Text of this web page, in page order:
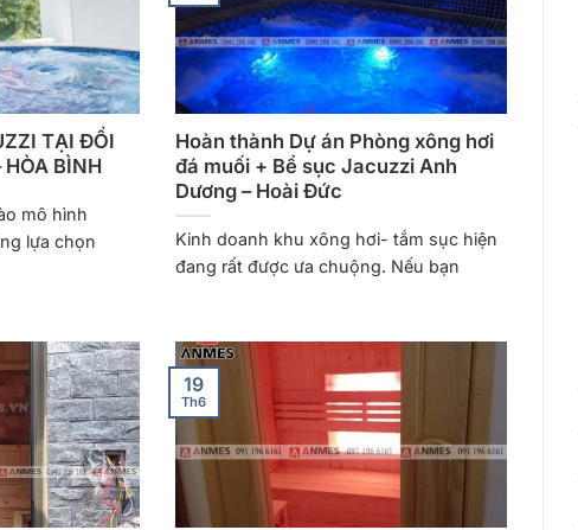
TẠI ĐỒI
HÒA BÌNH
mô hình
lựa chọn
Hoàn thành Dự án Phòng xông hơi
đá muối + Bể sục Jacuzzi Anh
Dương – Hoài Đức
Kinh doanh khu xông hơi- tắm sục hiện
đang rất được ưa chuộng. Nếu bạn
19
Th6